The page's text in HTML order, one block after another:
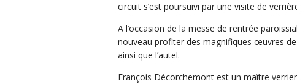
circuit s’est poursuivi par une visite de
A l’occasion de la messe de rentrée
nouveau profiter des magnifiques œuvres
ainsi que l’autel.
François Décorchemont est un maître